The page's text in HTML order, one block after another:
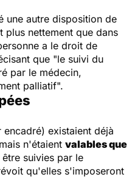
une autre disposition de
nettement que dans
a le droit de
que "le suivi du
par le médecin,
palliatif".
existaient déjà
n'étaient valables que
suivies par le
qu'elles s'imposeront